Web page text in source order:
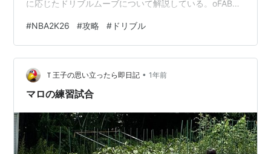
に応じたドリブルムーブについて解説している。oFAB氏
トに到達すること。IQで勝ちたい人向けのドリブルチュ
ートリアル」と言っている。 身長6’4以下のガード向け
ステップバックは、ヴィンス・カーターも良い。6’8では
ヴィンス・カーターを使っている。 6’4以下で使用するア
ニメーション(oFAB) カリーのBHBで動く …
#NBA2K26 #攻略 # ドリブル
Ｔ王子の思い立ったら即日記 • 1年前
マロの練習試合